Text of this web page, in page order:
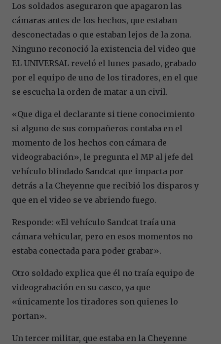
Los soldados aseguraron que apagaron las
cámaras antes de los hechos, que estaban
desconectadas o que estaban lejos de la zona.
Ninguno reconoció la existencia del video que
EL UNIVERSAL reveló el lunes pasado, grabado
por el equipo de uno de los tiradores, en el que
se escucha la orden de matar a un civil.
«Que diga el declarante si tiene conocimiento
si alguno de sus compañeros contaba en el
momento de los hechos con cámara de
videograbación», le pregunta el MP al jefe del
vehículo blindado Sandcat que impacta por
detrás a la Cheyenne que recibió los disparos y
que en el video se ve abriendo fuego.
Responde: «El vehículo Sandcat traía una
cámara vehicular, pero en esos momentos no
estaba conectada para poder grabar».
Otro soldado explica que él no traía equipo de
videograbación en su casco, ya que
«únicamente los tiradores son quienes lo
portan».
Un tercer militar, que estaba en la Cheyenne